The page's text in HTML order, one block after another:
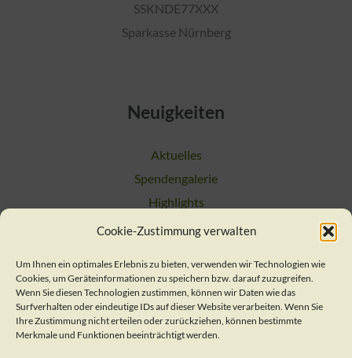
Cookie-Zustimmung verwalten
Um Ihnen ein optimales Erlebnis zu bieten, verwenden wir Technologien wie
Cookies, um Geräteinformationen zu speichern bzw. darauf zuzugreifen.
Wenn Sie diesen Technologien zustimmen, können wir Daten wie das
Surfverhalten oder eindeutige IDs auf dieser Website verarbeiten. Wenn Sie
Ihre Zustimmung nicht erteilen oder zurückziehen, können bestimmte
Merkmale und Funktionen beeinträchtigt werden.
SSKNDE77XXX
Sparkasse Nürnberg
Neuigkeiten
Aktuelles
Spendengalerie
Highlights
Suchen
Kontakt
Verein / Geschäftsstelle